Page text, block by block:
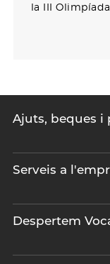
la III Olimpíada
Ajuts, beques i
Serveis a
Despertem